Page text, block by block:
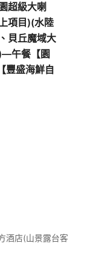
超級大喇
項目)(水陸
貝丘魔域大
午餐【園
豐盛海鮮自
酒店(山景露台客